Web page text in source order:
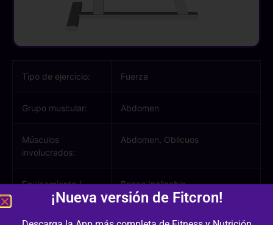
Tipo de ejercicio: Fuerza
Grupo muscular: Abdomen
Músculos
involucrados:
Abdomen, Oblicuos
Equipamiento /
Material:
Banco Inclinable
¡Nueva versión de Fitcron!